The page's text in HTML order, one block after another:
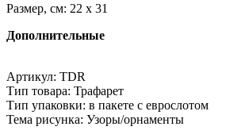
Размер, см: 22 x 31
Дополнительные
Артикул: TDR
Тип товара: Трафарет
Тип упаковки: в пакете с еврослотом
Тема рисунка: Узоры/орнаменты